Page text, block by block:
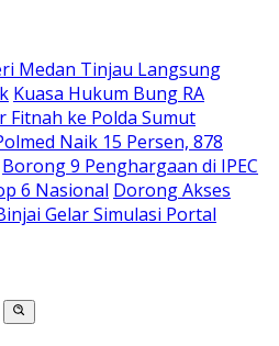
Medan Tinjau Langsung
Kuasa Hukum Bung RA
Fitnah ke Polda Sumut
Naik 15 Persen, 878
Borong 9 Penghargaan di IPEC
6 Nasional Dorong Akses
Gelar Simulasi Portal